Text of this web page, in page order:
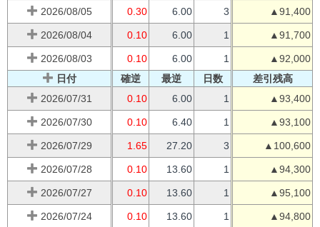
2026/08/05 0.30 6.00 3 ▲91,400
2026/08/04 0.10 6.00 1 ▲91,700
2026/08/03 0.10 6.00 1
▲92,000
日付
確逆 最逆 日数
差引残高
2026/07/31
0.10 6.00 1 ▲93,400
2026/07/30 0.10 6.40 1 ▲93,100
2026/07/29 1.65 27.20 3 ▲100,600
2026/07/28 0.10 13.60 1 ▲94,300
2026/07/27 0.10 13.60 1 ▲95,100
2026/07/24 0.10 13.60 1 ▲94,800